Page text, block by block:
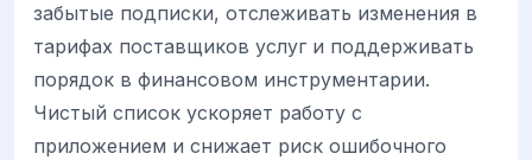
забытые подписки, отслеживать изменения в
тарифах поставщиков услуг и поддерживать
порядок в финансовом инструментарии.
Чистый список ускоряет работу с
приложением и снижает риск ошибочного